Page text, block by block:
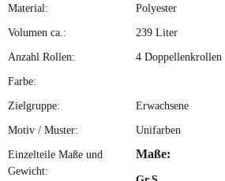
Material: Polyester
Volumen ca.: 239 Liter
Anzahl Rollen: 4 Doppellenkrollen
Farbe:
Zielgruppe: Erwachsene
Motiv / Muster: Unifarben
Einzelteile Maße und
Gewicht:
Maße: